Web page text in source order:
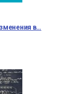
в…